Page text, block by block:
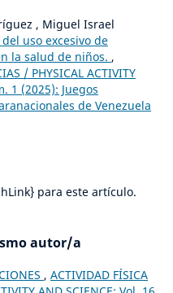
, Miguel Israel
uso excesivo de
la salud de niños. ,
/ PHYSICAL ACTIVITY
1 (2025): Juegos
de Venezuela
para este artículo.
autor/a
, ACTIVIDAD FÍSICA